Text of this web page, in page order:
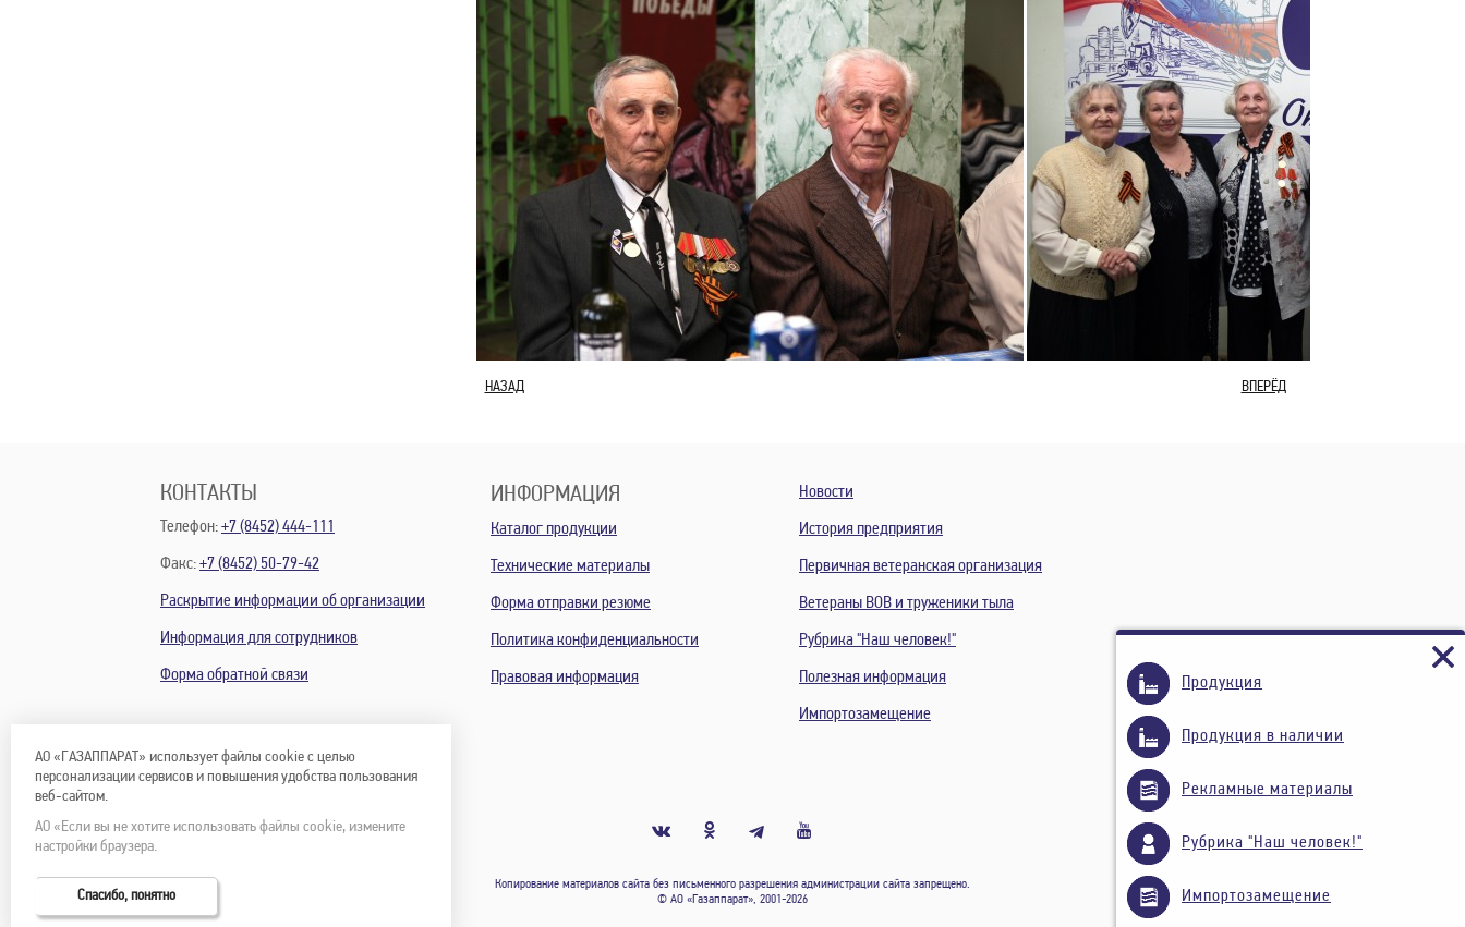
НАЗАД ВПЕРЁД
КОНТАКТЫ
Телефон:+7 (8452) 444-111
Факс:+7 (8452) 50-79-42
Раскрытие информации об организации
Информация для сотрудников
Форма обратной связи
ИНФОРМАЦИЯ
Каталог продукции
Технические материалы
Форма отправки резюме
Политика конфиденциальности
Правовая информация
Новости
История предприятия
Первичная ветеранская организация
Ветераны ВОВ и труженики тыла
Рубрика "Наш человек!"
Полезная информация
Импортозамещение
Копирование материалов сайта без письменного разрешения администрации сайта запрещено.
© АО «Газаппарат», 2001-2026
Продукция
Продукция в наличии
Рекламные материалы
Рубрика "Наш человек!"
Импортозамещение
АО «ГАЗАППАРАТ» использует файлы cookie с целью
персонализации сервисов и повышения удобства пользования
веб-сайтом.
АО «Если вы не хотите использовать файлы cookie, измените
настройки браузера.
Спасибо, понятно